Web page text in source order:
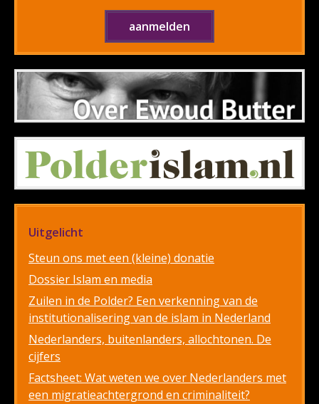
Uitgelicht
Steun ons met een (kleine) donatie
Dossier Islam en media
Zuilen in de Polder? Een verkenning van de
institutionalisering van de islam in Nederland
Nederlanders, buitenlanders, allochtonen. De
cijfers
Factsheet: Wat weten we over Nederlanders met
een migratieachtergrond en criminaliteit?